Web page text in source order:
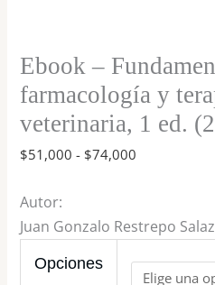
Ebook –
farmacología y
veterinaria, 1 ed.
$51,000 - $74,000
Autor:
Juan Gonzalo Restrepo
Opciones